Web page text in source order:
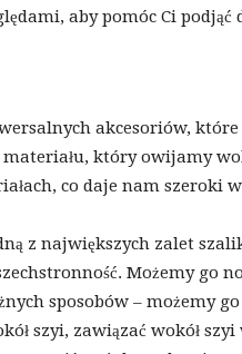
aby pomóc Ci podjąć
akcesoriów,
który owijamy
co daje nam szeroki
z największych zalet
Możemy go
sposobów – możemy
szyi, zawiązać wokół